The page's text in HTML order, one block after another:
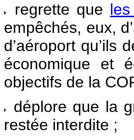
regrette que
empêchés, eux,
d’aéroport qu’ils
économique et
objectifs de la
déplore que la
restée interdite ;